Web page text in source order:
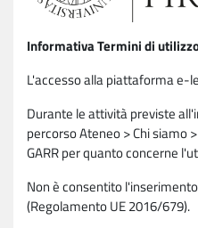
Informativa Termini di
L'accesso alla piattaforma e-
Durante le attività previste
percorso Ateneo > Chi siamo
GARR per quanto concerne
Non è consentito
(Regolamento UE 2016/679).